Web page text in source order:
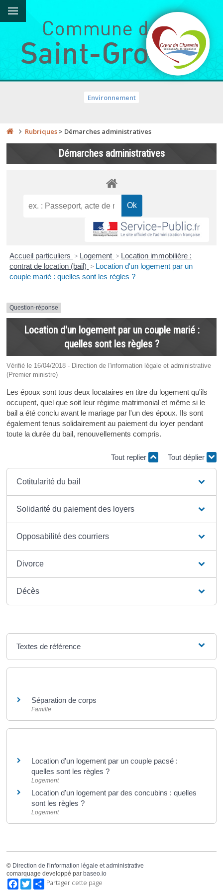
Environnement
Rubriques > Démarches administratives
Démarches administratives
Accueil particuliers > Logement > Location immobilière :
contrat de location (bail) > Location d'un logement par un
couple marié : quelles sont les règles ?
Question-réponse
Location d'un logement par un couple marié :
quelles sont les règles ?
Vérifié le 16/04/2018 - Direction de l'information légale et administrative
(Premier ministre)
Les époux sont tous deux locataires en titre du logement qu'ils
occupent, quel que soit leur régime matrimonial et même si le
bail a été conclu avant le mariage par l'un des époux. Ils sont
également tenus solidairement au paiement du loyer pendant
toute la durée du bail, renouvellements compris.
Tout replier Tout déplier
Cotitularité du bail
Solidarité du paiement des loyers
Opposabilité des courriers
Divorce
Décès
Textes de référence
Séparation de corps
Famille
Location d'un logement par un couple pacsé :
quelles sont les règles ?
Logement
Location d'un logement par des concubins : quelles
sont les règles ?
Logement
© Direction de l'information légale et administrative
comarquage developpé par baseo.io
FacebookTwitterPartager cette page